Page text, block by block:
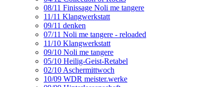
08/11 Finissage Noli me tangere
11/11 Klangwerkstatt
09/11 denken
07/11 Noli me tangere - reloaded
11/10 Klangwerkstatt
09/10 Noli me tangere
05/10 Heilig-Geist-Retabel
02/10 Aschermittwoch
10/09 WDR meister.werke